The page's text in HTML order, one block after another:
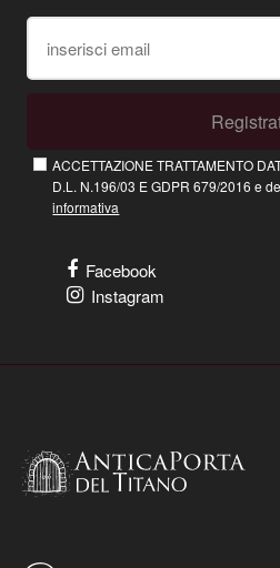
ACCETTAZIONE TRATTAMENTO
D.L. N.196/03 E GDPR 679/2016 e
informativa
Facebook
Instagram